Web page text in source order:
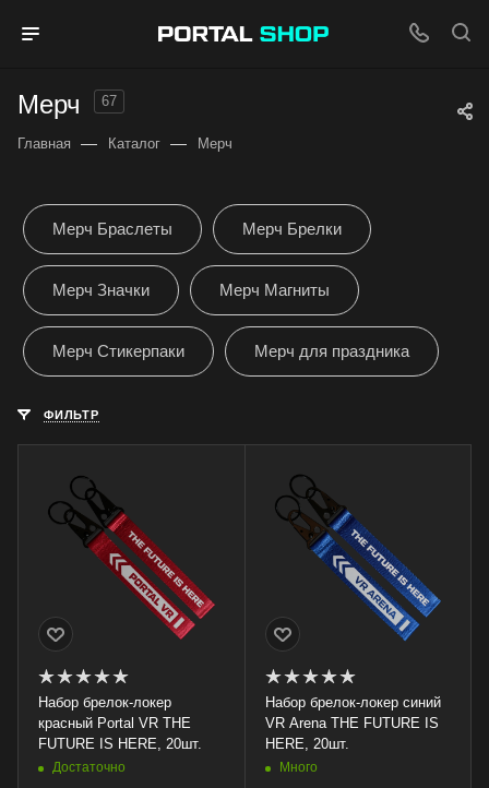
Мерч 67
Главная — Каталог — Мерч
Мерч Браслеты Мерч Брелки
Мерч Значки Мерч Магниты
Мерч Стикерпаки Мерч для праздника
ФИЛЬТР
Набор брелок-локер
красный Portal VR THE
FUTURE IS HERE, 20шт.
Достаточно
Набор брелок-локер синий
VR Arena THE FUTURE IS
HERE, 20шт.
Много